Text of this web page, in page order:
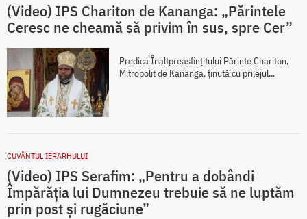
(Video) IPS Chariton de Kananga: „Părintele
Ceresc ne cheamă să privim în sus, spre Cer”
Predica Înaltpreasfințitului Părinte Chariton,
Mitropolit de Kananga, ținută cu prilejul...
CUVÂNTUL IERARHULUI
(Video) IPS Serafim: „Pentru a dobândi
Împărăția lui Dumnezeu trebuie să ne luptăm
prin post și rugăciune”